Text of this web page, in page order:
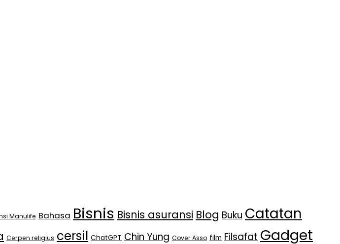
Manulife Bahasa Bisnis Bisnis asuransi Blog Buku Catatan
Cerpen religius cersil ChatGPT Chin Yung Cover Asso film Filsafat Gadget